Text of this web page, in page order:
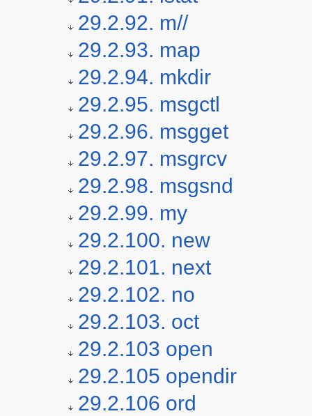
29.2.92. m//
29.2.93. map
29.2.94. mkdir
29.2.95. msgctl
29.2.96. msgget
29.2.97. msgrcv
29.2.98. msgsnd
29.2.99. my
29.2.100. new
29.2.101. next
29.2.102. no
29.2.103. oct
29.2.103 open
29.2.105 opendir
29.2.106 ord